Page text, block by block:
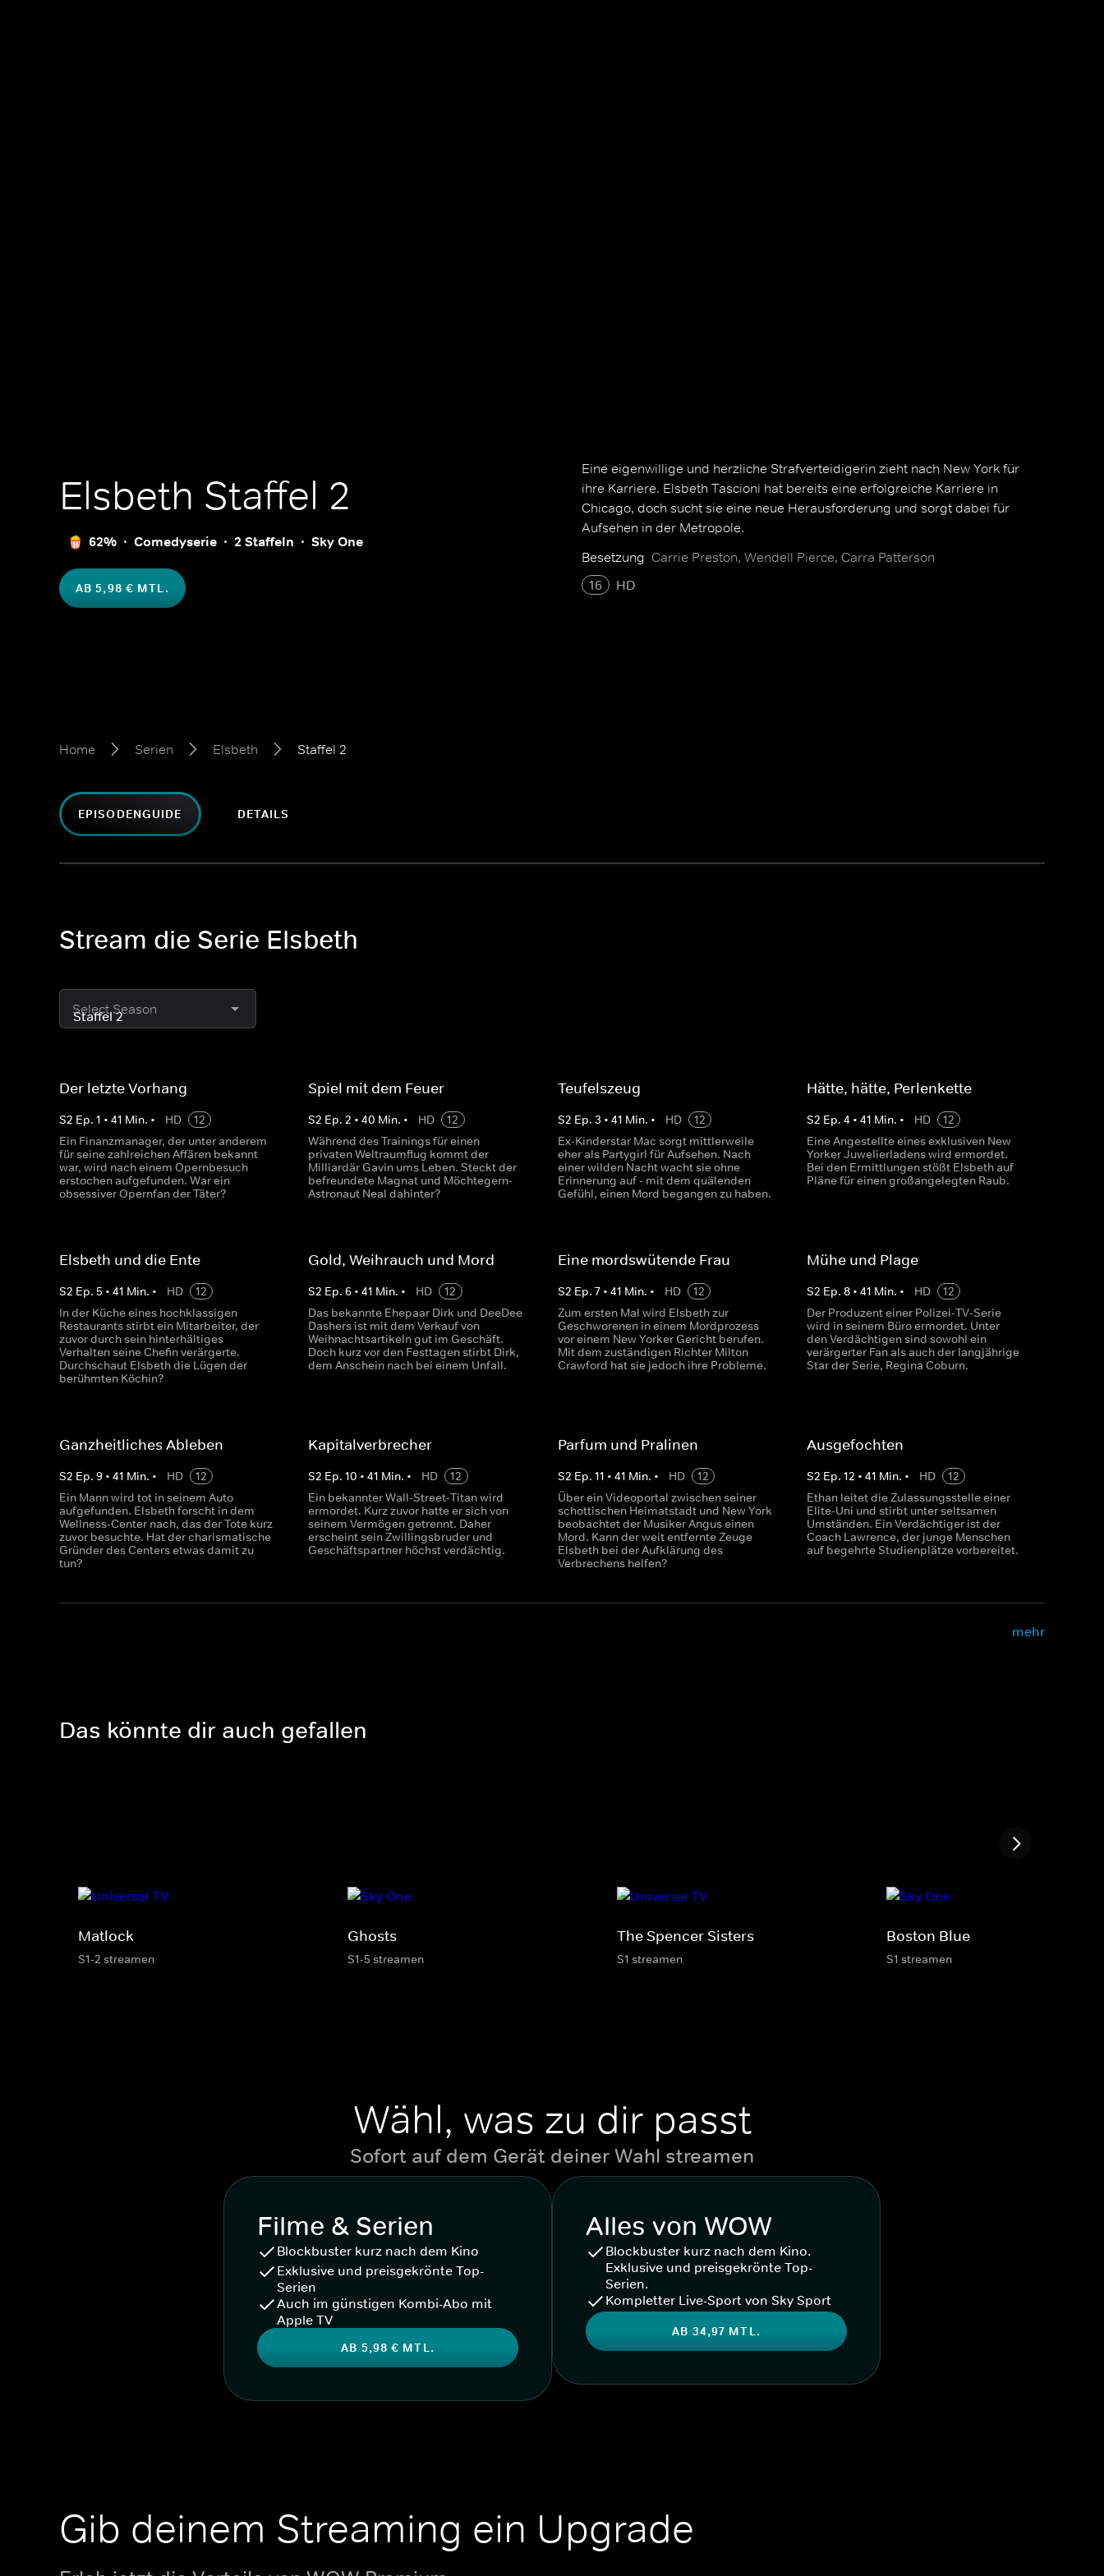
Elsbeth Staffel 2
62% Comedyserie 2 Staffeln Sky One
AB 5,98 € MTL.
Eine eigenwillige und herzliche Strafverteidigerin zieht nach New York für
ihre Karriere. Elsbeth Tascioni hat bereits eine erfolgreiche Karriere in
Chicago, doch sucht sie eine neue Herausforderung und sorgt dabei für
Aufsehen in der Metropole.
Besetzung Carrie Preston, Wendell Pierce, Carra Patterson
16
HD
Home Serien Elsbeth Staffel 2
EPISODENGUIDE DETAILS
Stream die Serie Elsbeth
Select Season
Der letzte Vorhang
S2 Ep. 1 • 41 Min. • HD
12
Ein Finanzmanager, der unter anderem
für seine zahlreichen Affären bekannt
war, wird nach einem Opernbesuch
erstochen aufgefunden. War ein
obsessiver Opernfan der Täter?
Spiel mit dem Feuer
S2 Ep.2 •40 Min. • HD
12
Während des Trainings für einen
privaten Weltraumflug kommt der
Milliardär Gavin ums Leben. Steckt der
befreundete Magnat und Möchtegern-
Astronaut Neal dahinter?
Teufelszeug
S2 Ep. 3 • 41 Min. • HD
12
Ex-Kinderstar Mac sorgt mittlerweile
eher als Partygirl für Aufsehen. Nach
einer wilden Nacht wacht sie ohne
Erinnerung auf - mit dem quälenden
Gefühl, einen Mord begangen zu haben.
Hätte, hätte, Perlenkette
S2 Ep. 4 • 41 Min. • HD
12
Eine Angestellte eines exklusiven New
Yorker Juwelierladens wird ermordet.
Bei den Ermittlungen stößt Elsbeth auf
Pläne für einen großangelegten Raub.
Elsbeth und die Ente
S2 Ep. 5 • 41 Min. • HD
12
In der Küche eines hochklassigen
Restaurants stirbt ein Mitarbeiter, der
zuvor durch sein hinterhältiges
Verhalten seine Chefin verärgerte.
Durchschaut Elsbeth die Lügen der
berühmten Köchin?
Gold, Weihrauch und Mord
S2 Ep.6 •41 Min. • HD
12
Das bekannte Ehepaar Dirk und DeeDee
Dashers ist mit dem Verkauf von
Weihnachtsartikeln gut im Geschäft.
Doch kurz vor den Festtagen stirbt Dirk,
dem Anschein nach bei einem Unfall.
Eine mordswütende Frau
S2 Ep. 7• 41 Min. • HD
12
Zum ersten Mal wird Elsbeth zur
Geschworenen in einem Mordprozess
vor einem New Yorker Gericht berufen.
Mit dem zuständigen Richter Milton
Crawford hat sie jedoch ihre Probleme.
Mühe und Plage
S2 Ep. 8• 41 Min. • HD
12
Der Produzent einer Polizei-TV-Serie
wird in seinem Büro ermordet. Unter
den Verdächtigen sind sowohl ein
verärgerter Fan als auch der langjährige
Star der Serie, Regina Coburn.
Ganzheitliches Ableben
S2 Ep. 9 • 41 Min. • HD
12
Ein Mann wird tot in seinem Auto
aufgefunden. Elsbeth forscht in dem
Wellness-Center nach, das der Tote kurz
zuvor besuchte. Hat der charismatische
Gründer des Centers etwas damit zu
tun?
Kapitalverbrecher
S2 Ep.10 •41 Min. • HD
12
Ein bekannter Wall-Street-Titan wird
ermordet. Kurz zuvor hatte er sich von
seinem Vermögen getrennt. Daher
erscheint sein Zwillingsbruder und
Geschäftspartner höchst verdächtig.
Parfum und Pralinen
S2 Ep. 11 • 41 Min. • HD
12
Über ein Videoportal zwischen seiner
schottischen Heimatstadt und New York
beobachtet der Musiker Angus einen
Mord. Kann der weit entfernte Zeuge
Elsbeth bei der Aufklärung des
Verbrechens helfen?
Ausgefochten
S2 Ep. 12 • 41 Min. • HD
12
Ethan leitet die Zulassungsstelle einer
Elite-Uni und stirbt unter seltsamen
Umständen. Ein Verdächtiger ist der
Coach Lawrence, der junge Menschen
auf begehrte Studienplätze vorbereitet.
mehr
Das könnte dir auch gefallen
Matlock
S1-2 streamen
Ghosts
S1-5 streamen
The Spencer Sisters
S1 streamen
Boston Blue
S1 streamen
Wähl, was zu dir passt
Sofort auf dem Gerät deiner Wahl streamen
Filme & Serien
Blockbuster kurz nach dem Kino
Exklusive und preisgekrönte Top-
Serien
Auch im günstigen Kombi-Abo mit
Apple TV
AB 5,98 € MTL.
Alles von WOW
Blockbuster kurz nach dem Kino.
Exklusive und preisgekrönte Top-
Serien.
Kompletter Live-Sport von Sky Sport
AB 34,97 MTL.
Gib deinem Streaming ein Upgrade